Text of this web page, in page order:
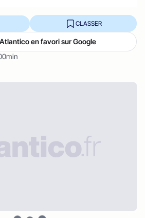
CLASSER
en favori sur Google